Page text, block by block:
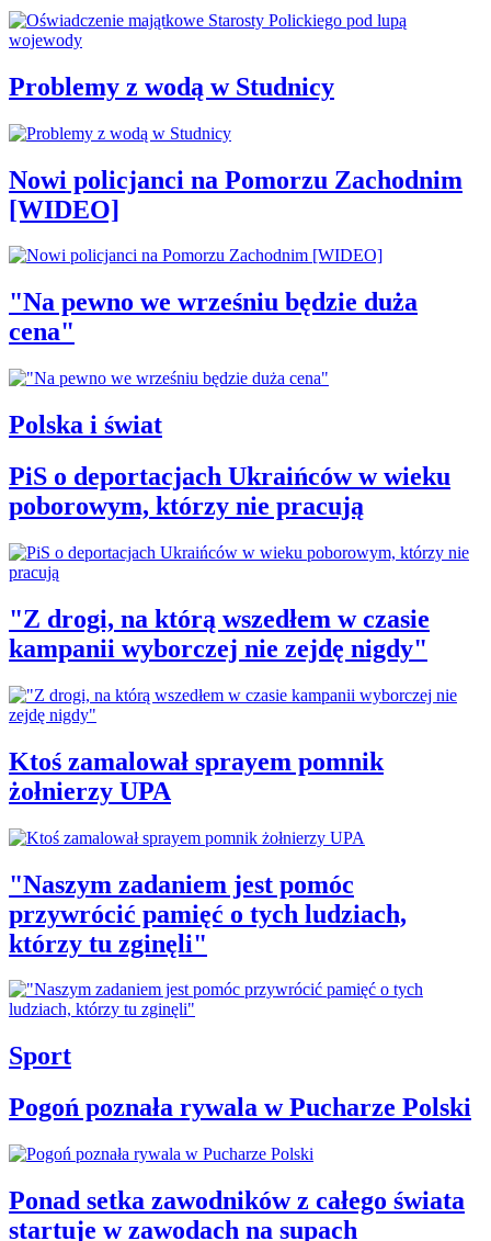
Problemy z wodą w Studnicy
Nowi policjanci na Pomorzu Zachodnim
[WIDEO]
"Na pewno we wrześniu będzie duża
cena"
Polska i świat
PiS o deportacjach Ukraińców w wieku
poborowym, którzy nie pracują
"Z drogi, na którą wszedłem w czasie
kampanii wyborczej nie zejdę nigdy"
Ktoś zamalował sprayem pomnik
żołnierzy UPA
"Naszym zadaniem jest pomóc
przywrócić pamięć o tych ludziach,
którzy tu zginęli"
Sport
Pogoń poznała rywala w Pucharze Polski
Ponad setka zawodników z całego świata
startuje w zawodach na supach